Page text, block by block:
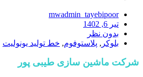
mwadmin_tayebipoor
تیر 6, 1402
بدون نظر
بلوکر , پلاستوفوم, خط تولید یونولیت
شرکت ماشین سازی طیبی پور